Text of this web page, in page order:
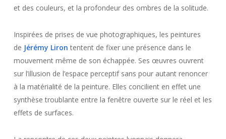
et des couleurs, et la profondeur des ombres de la solitude.
Inspirées de prises de vue photographiques, les peintures
de Jérémy Liron tentent de fixer une présence dans le
mouvement même de son échappée. Ses œuvres ouvrent
sur l’illusion de l’espace perceptif sans pour autant renoncer
à la matérialité de la peinture. Elles concilient en effet une
synthèse troublante entre la fenêtre ouverte sur le réel et les
effets de surfaces.